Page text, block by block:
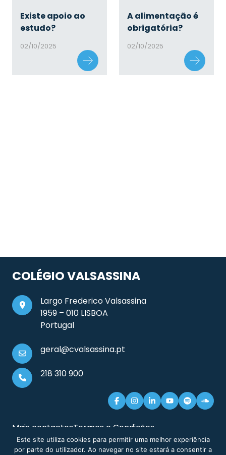
Existe apoio ao
estudo?
02/10/2025
A alimentação é
obrigatória?
02/10/2025
COLÉGIO VALSASSINA
Largo Frederico Valsassina
1959 – 010 LISBOA
Portugal
geral@cvalsassina.pt
218 310 900
Mais contactosTermos e Condições
Documentos e Informação LegalSitemap
Este site utiliza cookies para permitir uma melhor experiência
por parte do utilizador. Ao navegar no site estará a consentir a